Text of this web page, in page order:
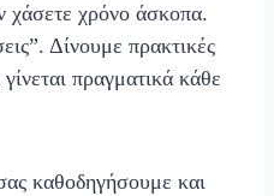
χάσετε χρόνο άσκοπα.
Δίνουμε πρακτικές
πραγματικά κάθε
καθοδηγήσουμε και